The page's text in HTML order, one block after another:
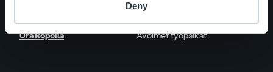
Deny
Ura Ropolla Avoimet työpaikat